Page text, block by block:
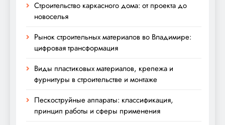
Строительство каркасного дома: от проекта до
новоселья
Рынок строительных материалов во Владимире:
цифровая трансформация
Виды пластиковых материалов, крепежа и
фурнитуры в строительстве и монтаже
Пескоструйные аппараты: классификация,
принцип работы и сферы применения